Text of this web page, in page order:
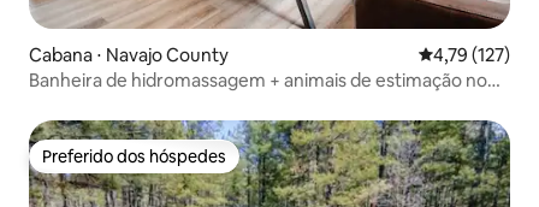
Cabana ⋅ Navajo County 4,79 de uma
4,79 (127)
Banheira de hidromassagem + animais de estimação no
Preferido dos hóspedes
Preferido dos hóspedes